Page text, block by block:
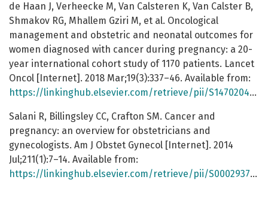
de Haan J, Verheecke M, Van Calsteren K, Van Calster B,
Shmakov RG, Mhallem Gziri M, et al. Oncological
management and obstetric and neonatal outcomes for
women diagnosed with cancer during pregnancy: a 20-
year international cohort study of 1170 patients. Lancet
Oncol [Internet]. 2018 Mar;19(3):337–46. Available from:
https://linkinghub.elsevier.com/retrieve/pii/S1470204518300597
Salani R, Billingsley CC, Crafton SM. Cancer and
pregnancy: an overview for obstetricians and
gynecologists. Am J Obstet Gynecol [Internet]. 2014
Jul;211(1):7–14. Available from:
https://linkinghub.elsevier.com/retrieve/pii/S0002937813021601